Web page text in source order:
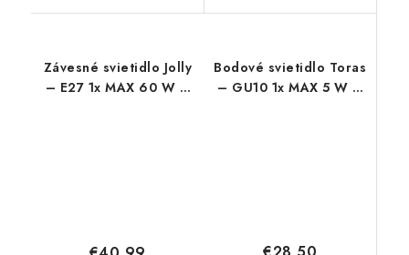
Závesné svietidlo Jolly
– E27 1x MAX 60 W –
Bodové svietidlo Toras
– GU10 1x MAX 5 W –